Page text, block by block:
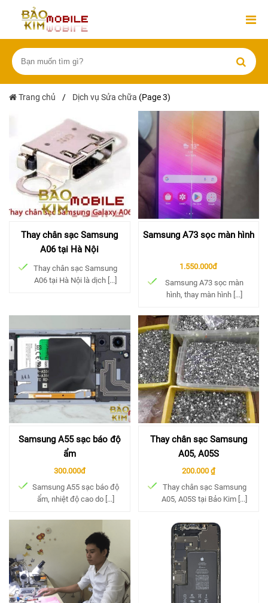
Trang chủ / Dịch vụ Sửa chữa (Page 3)
Thay chân sạc Samsung
A06 tại Hà Nội
Thay chân sạc Samsung
A06 tại Hà Nội là dịch [...]
Samsung A73 sọc màn hình
1.550.000đ
Samsung A73 sọc màn
hình, thay màn hình [...]
Samsung A55 sạc báo độ
ẩm
300.000đ
Samsung A55 sạc báo độ
ẩm, nhiệt độ cao do [...]
Thay chân sạc Samsung
A05, A05S
200.000 ₫
Thay chân sạc Samsung
A05, A05S tại Bảo Kim [...]